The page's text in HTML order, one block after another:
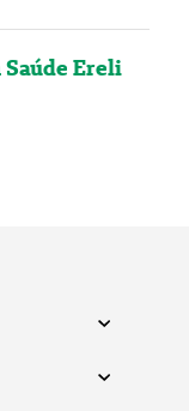
Saúde Ereli